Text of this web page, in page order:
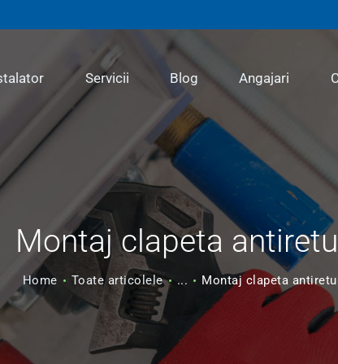
Servicii Blog Angajari
Montaj clapeta
Home Toate articolele ... Montaj clapeta
INSTALATOR
SERVICII
BLOG
ANGAJARI
CONTACT